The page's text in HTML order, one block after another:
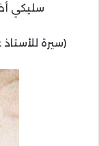
سليكي أخوين، 1444 هـ،
(سيرة